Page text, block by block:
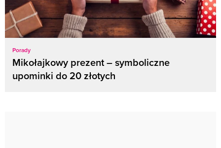
Porady
Mikołajkowy prezent – symboliczne
upominki do 20 złotych